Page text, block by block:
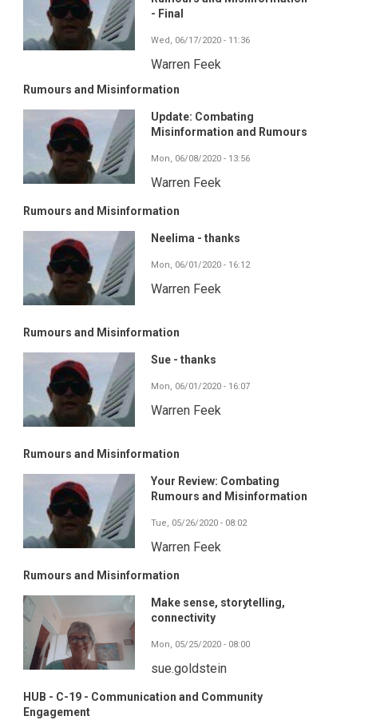
- Final
Wed, 06/17/2020 - 11:36
Warren Feek
Rumours and Misinformation
Update: Combating
Misinformation and Rumours
Mon, 06/08/2020 - 13:56
Warren Feek
Rumours and Misinformation
Neelima - thanks
Mon, 06/01/2020 - 16:12
Warren Feek
Rumours and Misinformation
Sue - thanks
Mon, 06/01/2020 - 16:07
Warren Feek
Rumours and Misinformation
Your Review: Combating
Rumours and Misinformation
Tue, 05/26/2020 - 08:02
Warren Feek
Rumours and Misinformation
Make sense, storytelling,
connectivity
Mon, 05/25/2020 - 08:00
sue.goldstein
HUB - C-19 - Communication and Community
Engagement